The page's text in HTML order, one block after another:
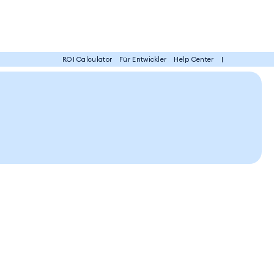
ROI Calculator Für Entwickler Help Center |